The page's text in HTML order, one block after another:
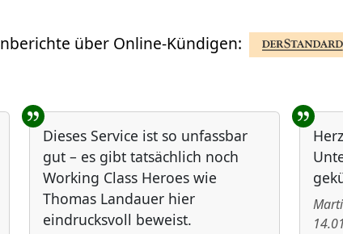
über Online-Kündigen:
Dieses Service ist so unfassbar
gut – es gibt tatsächlich noch
Working Class Heroes wie
Thomas Landauer hier
eindrucksvoll beweist.